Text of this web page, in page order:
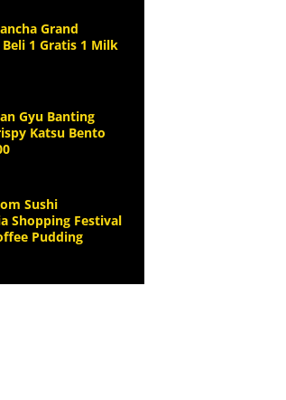
Grand
1 Gratis 1 Milk
Gyu Banting
Katsu Bento
Sushi
Shopping Festival
Pudding